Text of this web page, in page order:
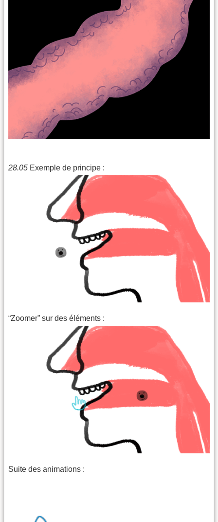
28.05 Exemple de principe :
“Zoomer” sur des éléments :
Suite des animations :